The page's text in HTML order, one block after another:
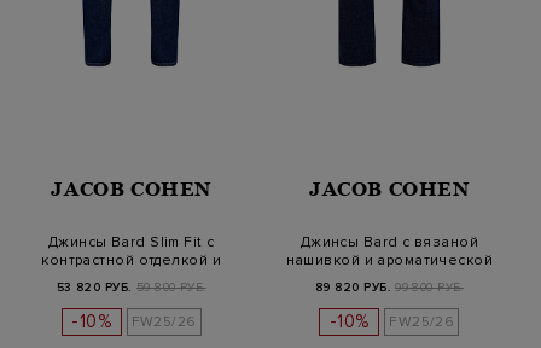
JACOB COHEN
Джинсы Bard Slim Fit с
контрастной отделкой и
53 820 РУБ. 59 800 РУБ.
-10% FW25/26
JACOB COHEN
Джинсы Bard с вязаной
нашивкой и ароматической
89 820 РУБ. 99 800 РУБ.
-10% FW25/26